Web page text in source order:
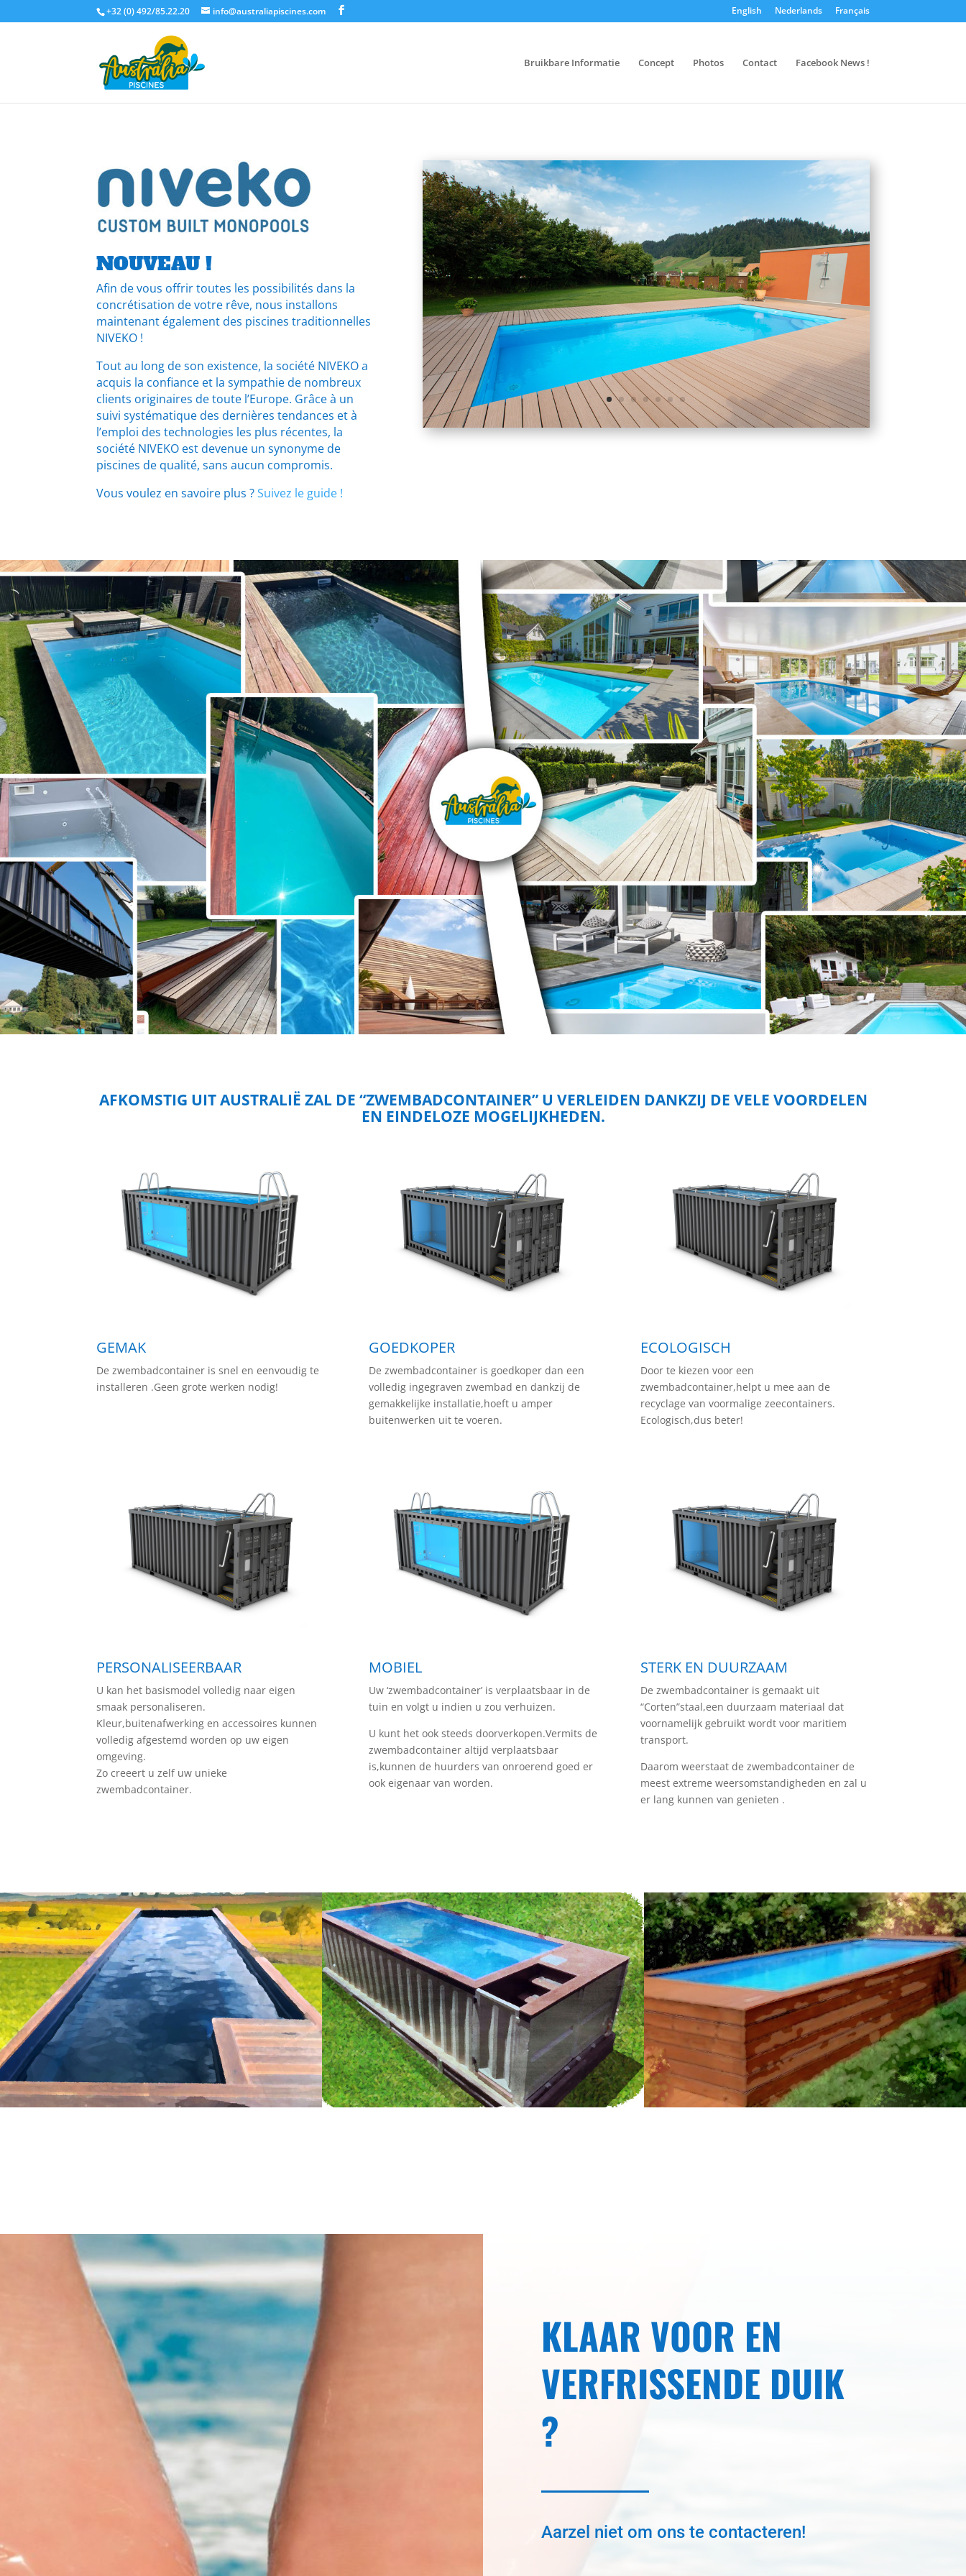
+32 (0) 492/85.22.20 info@australiapiscines.com English Nederlands Français
Bruikbare Informatie Concept Photos Contact Facebook News !
NOUVEAU !
Afin de vous offrir toutes les possibilités dans la
concrétisation de votre rêve, nous installons
maintenant également des piscines traditionnelles
NIVEKO !
Tout au long de son existence, la société NIVEKO a
acquis la confiance et la sympathie de nombreux
clients originaires de toute l’Europe. Grâce à un
suivi systématique des dernières tendances et à
l’emploi des technologies les plus récentes, la
société NIVEKO est devenue un synonyme de
piscines de qualité, sans aucun compromis.
Vous voulez en savoire plus ?Suivez le guide !
AFKOMSTIG UIT AUSTRALIË ZAL DE “ZWEMBADCONTAINER” U VERLEIDEN DANKZIJ DE VELE VOORDELEN
EN EINDELOZE MOGELIJKHEDEN.
GEMAK
De zwembadcontainer is snel en eenvoudig te
installeren .Geen grote werken nodig!
GOEDKOPER
De zwembadcontainer is goedkoper dan een
volledig ingegraven zwembad en dankzij de
gemakkelijke installatie,hoeft u amper
buitenwerken uit te voeren.
ECOLOGISCH
Door te kiezen voor een
zwembadcontainer,helpt u mee aan de
recyclage van voormalige zeecontainers.
Ecologisch,dus beter!
PERSONALISEERBAAR
U kan het basismodel volledig naar eigen
smaak personaliseren.
Kleur,buitenafwerking en accessoires kunnen
volledig afgestemd worden op uw eigen
omgeving.
Zo creeert u zelf uw unieke
zwembadcontainer.
MOBIEL
Uw ‘zwembadcontainer’ is verplaatsbaar in de
tuin en volgt u indien u zou verhuizen.
U kunt het ook steeds doorverkopen.Vermits de
zwembadcontainer altijd verplaatsbaar
is,kunnen de huurders van onroerend goed er
ook eigenaar van worden.
STERK EN DUURZAAM
De zwembadcontainer is gemaakt uit
“Corten”staal,een duurzaam materiaal dat
voornamelijk gebruikt wordt voor maritiem
transport.
Daarom weerstaat de zwembadcontainer de
meest extreme weersomstandigheden en zal u
er lang kunnen van genieten .
KLAAR VOOR EN
VERFRISSENDE DUIK
?
Aarzel niet om ons te contacteren!